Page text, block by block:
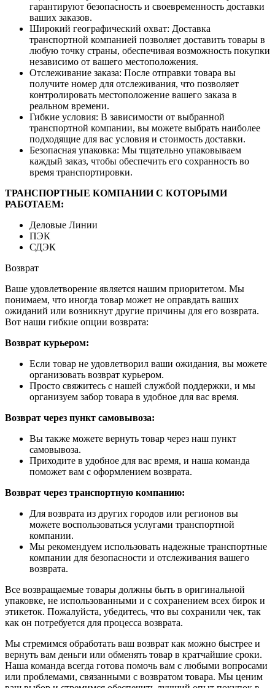
гарантируют безопасность и своевременность доставки
ваших заказов.
Широкий географический охват: Доставка
транспортной компанией позволяет доставить товары в
любую точку страны, обеспечивая возможность покупки
независимо от вашего местоположения.
Отслеживание заказа: После отправки товара вы
получите номер для отслеживания, что позволяет
контролировать местоположение вашего заказа в
реальном времени.
Гибкие условия: В зависимости от выбранной
транспортной компании, вы можете выбрать наиболее
подходящие для вас условия и стоимость доставки.
Безопасная упаковка: Мы тщательно упаковываем
каждый заказ, чтобы обеспечить его сохранность во
время транспортировки.
ТРАНСПОРТНЫЕ КОМПАНИИ С КОТОРЫМИ
РАБОТАЕМ:
Деловые Линии
ПЭК
СДЭК
Возврат
Ваше удовлетворение является нашим приоритетом. Мы
понимаем, что иногда товар может не оправдать ваших
ожиданий или возникнут другие причины для его возврата.
Вот наши гибкие опции возврата:
Возврат курьером:
Если товар не удовлетворил ваши ожидания, вы можете
организовать возврат курьером.
Просто свяжитесь с нашей службой поддержки, и мы
организуем забор товара в удобное для вас время.
Возврат через пункт самовывоза:
Вы также можете вернуть товар через наш пункт
самовывоза.
Приходите в удобное для вас время, и наша команда
поможет вам с оформлением возврата.
Возврат через транспортную компанию:
Для возврата из других городов или регионов вы
можете воспользоваться услугами транспортной
компании.
Мы рекомендуем использовать надежные транспортные
компании для безопасности и отслеживания вашего
возврата.
Все возвращаемые товары должны быть в оригинальной
упаковке, не использованными и с сохранением всех бирок и
этикеток. Пожалуйста, убедитесь, что вы сохранили чек, так
как он потребуется для процесса возврата.
Мы стремимся обработать ваш возврат как можно быстрее и
вернуть вам деньги или обменять товар в кратчайшие сроки.
Наша команда всегда готова помочь вам с любыми вопросами
или проблемами, связанными с возвратом товара. Мы ценим